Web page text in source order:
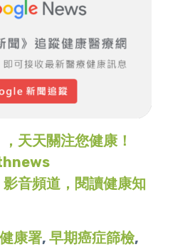
天天關注您健康！
音頻道，閱讀健康知
康署, 早期癌症篩檢,